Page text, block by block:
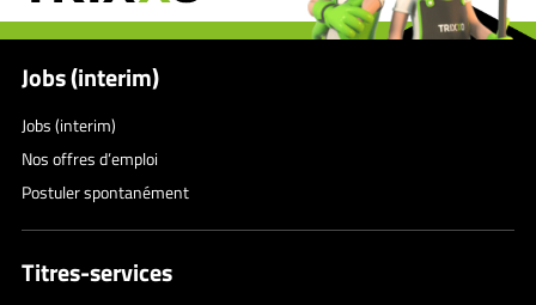
Jobs (interim)
Jobs (interim)
Nos offres d’emploi
Postuler spontanément
Titres-services